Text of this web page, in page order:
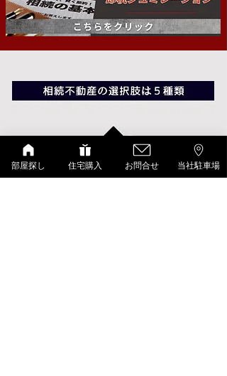
部屋探し 住宅購入 お問合せ 当社駐車場